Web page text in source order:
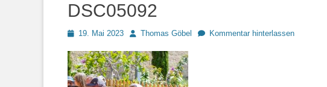
DSC05092
Posted19. Mai 2023 AutorThomas Göbel Kommentar hinterlassen